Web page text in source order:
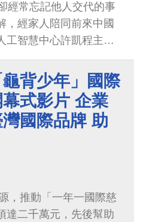
經常忘記他人交代的事
，經家人陪同前來中國
工智慧中心許凱程主任
背少年」國際
式影片 企業
國際品牌 助
，推動「一年一國際慈
達二千萬元，先後幫助